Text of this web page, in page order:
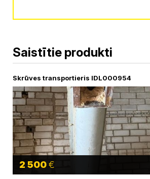
Saistītie produkti
Skrūves transportieris IDL000954
2 500€